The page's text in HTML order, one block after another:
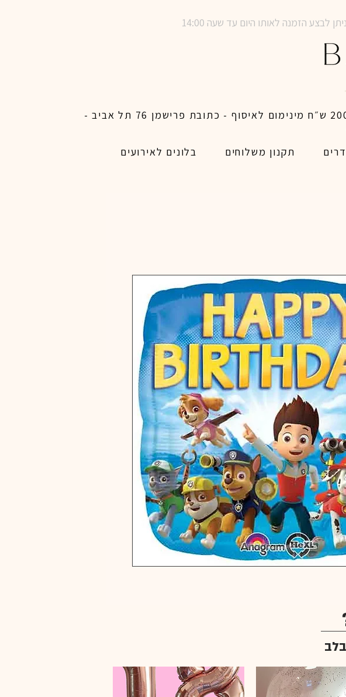
שימו לב ! מינימום הזמנת משלוח באתר לכל האיזורים האפשריים 450 ש״ח ו200 ש״ח מינימום לאיסוף - כתובת פרישמן 76 תל אביב -
תקנון משלוחים בלונים לאירועים